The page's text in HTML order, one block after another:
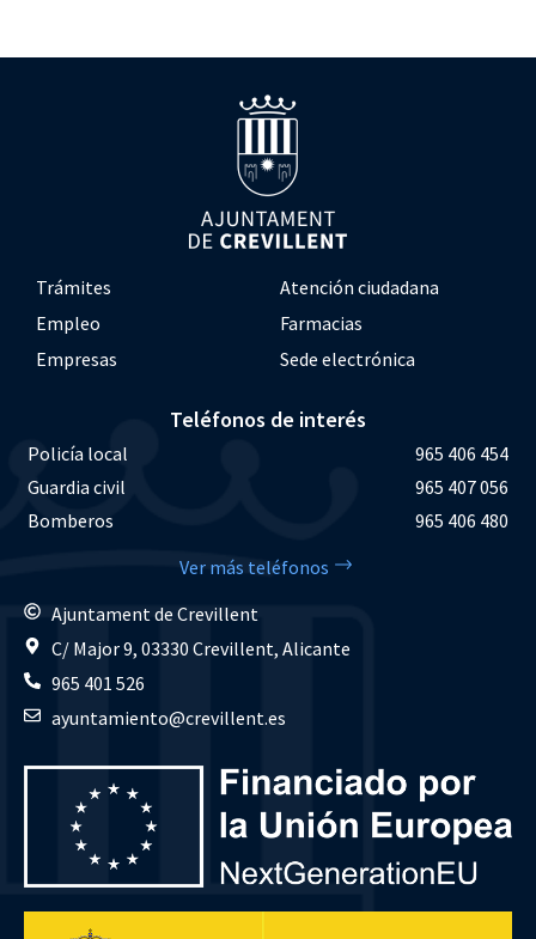
Trámites
Atención ciudadana
Empleo
Farmacias
Empresas
Sede electrónica
Teléfonos de interés
Policía local
965 406 454
Guardia civil
965 407 056
Bomberos
965 406 480
Ver más teléfonos
Ajuntament de Crevillent
C/ Major 9, 03330 Crevillent, Alicante
965 401 526
ayuntamiento@crevillent.es